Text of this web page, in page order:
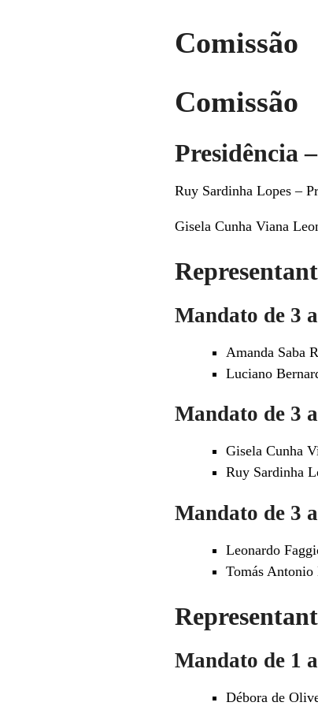
Comissão
Comissão
Presidência
Ruy Sardinha Lopes –
Gisela Cunha Viana
Mandato de 3
Amanda Saba
Luciano
Mandato de 3
Gisela Cunha
Ruy Sardinha
Mandato de 3
Leonardo
Tomás
Mandato de 1
Débora de